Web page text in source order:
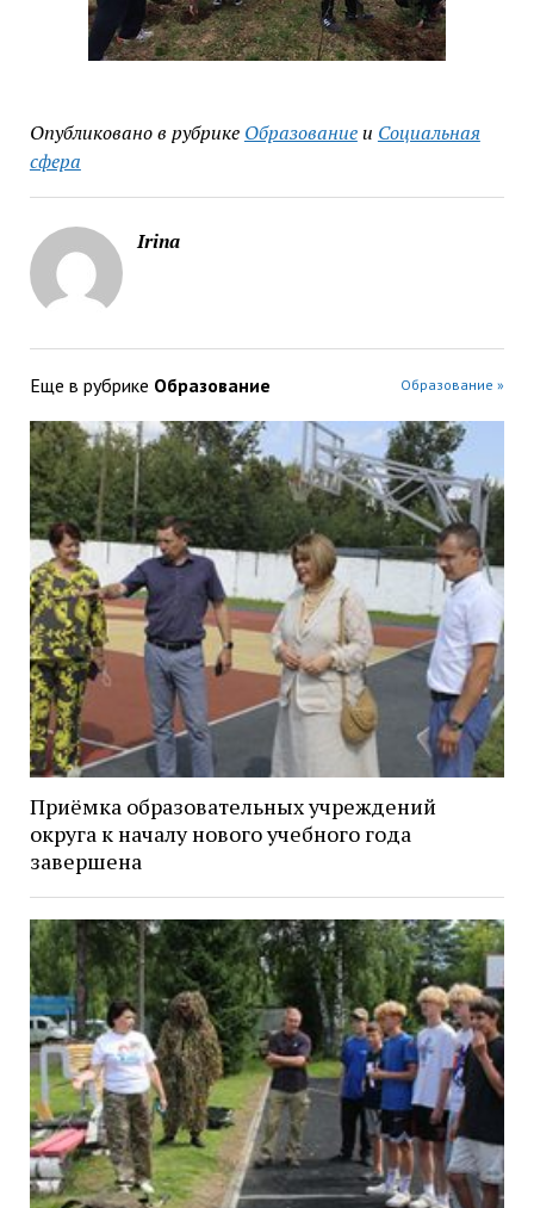
Опубликовано в рубрике Образованиеи Социальная
сфера
Irina
Еще в рубрике Образование Образование »
Приёмка образовательных учреждений
округа к началу нового учебного года
завершена